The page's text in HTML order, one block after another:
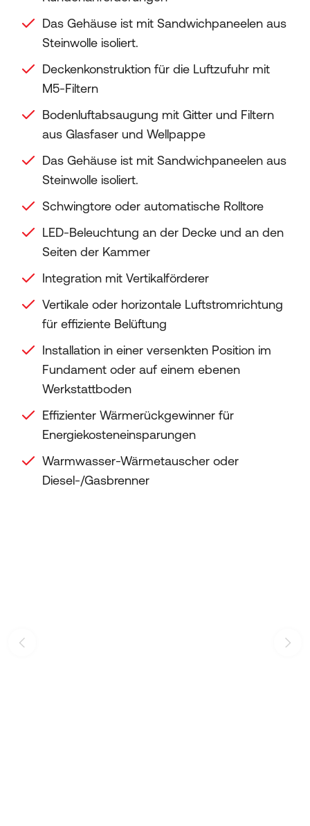
Das Gehäuse ist mit Sandwichpaneelen aus
Steinwolle isoliert.
Deckenkonstruktion für die Luftzufuhr mit
M5-Filtern
Bodenluftabsaugung mit Gitter und Filtern
aus Glasfaser und Wellpappe
Das Gehäuse ist mit Sandwichpaneelen aus
Steinwolle isoliert.
Schwingtore oder automatische Rolltore
LED-Beleuchtung an der Decke und an den
Seiten der Kammer
Integration mit Vertikalförderer
Vertikale oder horizontale Luftstromrichtung
für effiziente Belüftung
Installation in einer versenkten Position im
Fundament oder auf einem ebenen
Werkstattboden
Effizienter Wärmerückgewinner für
Energiekosteneinsparungen
Warmwasser-Wärmetauscher oder
Diesel-/Gasbrenner